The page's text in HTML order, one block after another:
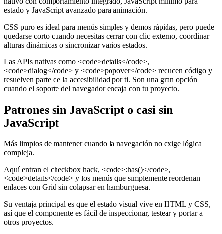
estado y JavaScript avanzado para animación.
CSS puro es ideal para menús simples y demos rápidas, pero puede
quedarse corto cuando necesitas cerrar con clic externo, coordinar
alturas dinámicas o sincronizar varios estados.
Las APIs nativas como <code>details</code>,
<code>dialog</code> y <code>popover</code> reducen código y
resuelven parte de la accesibilidad por ti. Son una gran opción
cuando el soporte del navegador encaja con tu proyecto.
Patrones sin JavaScript o casi sin
JavaScript
Más limpios de mantener cuando la navegación no exige lógica
compleja.
Aquí entran el checkbox hack, <code>:has()</code>,
<code>details</code> y los menús que simplemente reordenan
enlaces con Grid sin colapsar en hamburguesa.
Su ventaja principal es que el estado visual vive en HTML y CSS,
así que el componente es fácil de inspeccionar, testear y portar a
otros proyectos.